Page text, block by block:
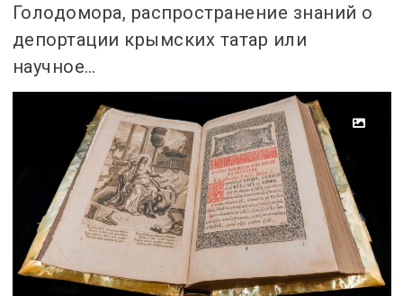
Голодомора, распространение знаний о
депортации крымских татар или
научное…